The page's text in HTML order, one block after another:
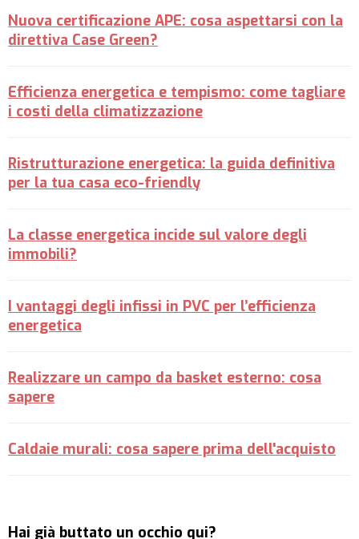
Nuova certificazione APE: cosa aspettarsi con la
direttiva Case Green?
Efficienza energetica e tempismo: come tagliare
i costi della climatizzazione
Ristrutturazione energetica: la guida definitiva
per la tua casa eco-friendly
La classe energetica incide sul valore degli
immobili?
I vantaggi degli infissi in PVC per l’efficienza
energetica
Realizzare un campo da basket esterno: cosa
sapere
Caldaie murali: cosa sapere prima dell'acquisto
Hai già buttato un occhio qui?